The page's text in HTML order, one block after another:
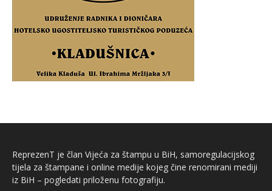
ReprezenT je član Vijeća za štampu u BiH, samoregulacijskog
tijela za štampane i online medije kojeg čine renomirani mediji
iz BiH – pogledati priloženu fotografiju.